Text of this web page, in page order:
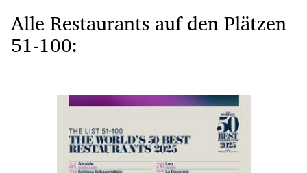
Alle Restaurants auf den Plätzen
51-100: